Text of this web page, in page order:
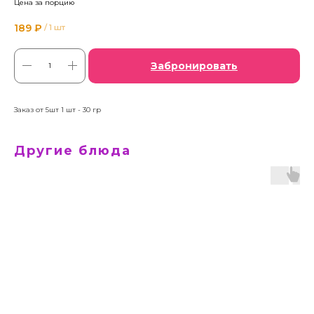
Цена за порцию
189 ₽ / 1 шт
Забронировать
Заказ от 5шт 1 шт - 30 гр
Другие блюда